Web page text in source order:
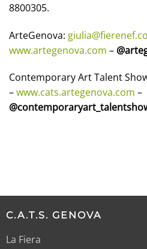
8800305.
ArteGenova:
www.artegenova.com –
Contemporary Art Talent
–www.cats.artegenova.com –
C.A.T.S. GENOVA
La Fiera